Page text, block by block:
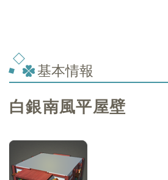
基本情報
白銀南風平屋壁